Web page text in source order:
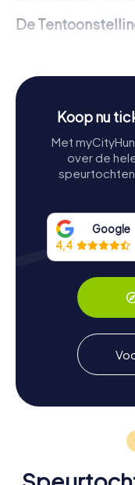
De
De tentoonstellingen
elk een uniek
praktijken en het
door de bovenste
kom je een rijke
van traditionele
huishoudelijke
fungeert als een
van de
landschappen
Ontdek
digitale
Koop nu
Met
over de
Google
4,4